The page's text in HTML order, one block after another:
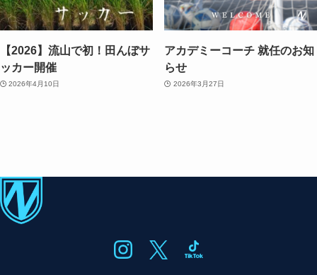
【2026】流山で初！田んぼサ
ッカー開催
2026年4月10日
アカデミーコーチ 就任のお知
らせ
2026年3月27日